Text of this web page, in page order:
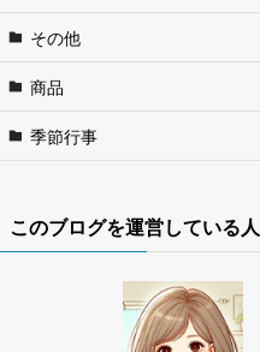
その他
商品
季節行事
このブログを運営している人